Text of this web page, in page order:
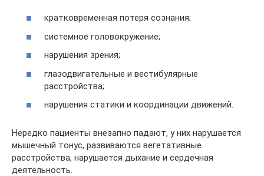
кратковременная потеря сознания;
системное головокружение;
нарушения зрения;
глазодвигательные и вестибулярные
расстройства;
нарушения статики и координации движений.
Нередко пациенты внезапно падают, у них нарушается
мышечный тонус, развиваются вегетативные
расстройства, нарушается дыхание и сердечная
деятельность.